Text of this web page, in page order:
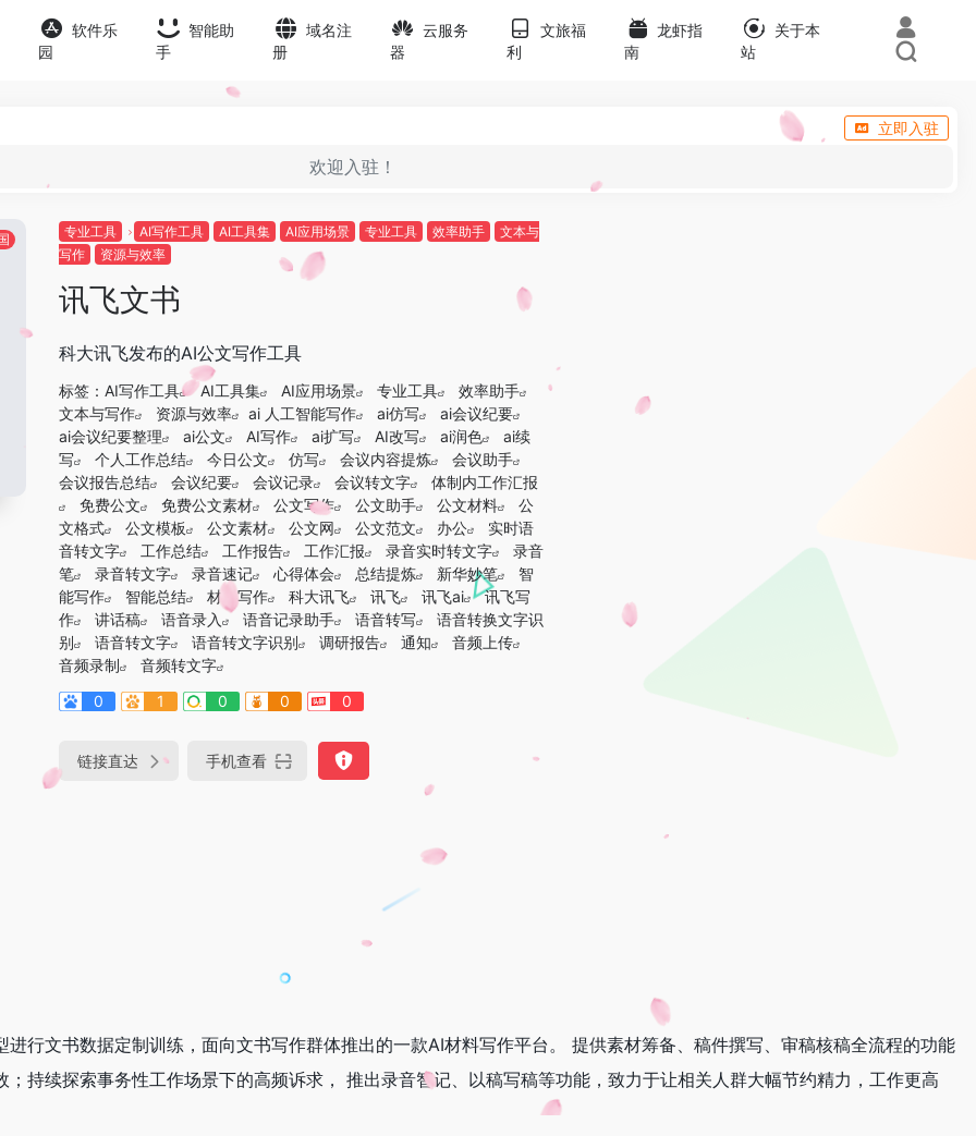
软件乐
园
智能助
手
域名注
册
云服务
器
文旅福
利
龙虾指
南
关于本
站
立即入驻
欢迎入驻！
专业工具 AI写作工具 AI工具集 AI应用场景 专业工具 效率助手
文本与
写作
资源与效率
讯飞文书
科大讯飞发布的AI公文写作工具
标签： AI写作工具 AI工具集 AI应用场景 专业工具
效率助手
文本与写作
资源与效率 ai 人工智能写作 ai仿写
ai会议纪要
ai会议纪要整理
ai公文 AI写作 ai扩写 AI改写 ai润色
ai续
写
个人工作总结 今日公文 仿写 会议内容提炼
会议助手
会议报告总结
会议纪要 会议记录 会议转文字
体制内工作汇报
免费公文
免费公文素材 公文写作 公文助手 公文材料
公
文格式
公文模板 公文素材 公文网 公文范文 办公
实时语
音转文字
工作总结 工作报告 工作汇报 录音实时转文字
录音
笔
录音转文字 录音速记 心得体会 总结提炼 新华妙笔
智
能写作
智能总结 材料写作 科大讯飞 讯飞 讯飞ai
讯飞写
作
讲话稿 语音录入 语音记录助手 语音转写
语音转换文字识
别
语音转文字 语音转文字识别 调研报告 通知
音频上传
音频录制
音频转文字
0
1 0 0 0
链接直达 手机查看
进行文书数据定制训练，面向文书写作群体推出的一款AI材料写作平台。 提供素材筹备、稿件撰写、审稿核稿全流程的功能
持续探索事务性工作场景下的高频诉求， 推出录音智记、以稿写稿等功能，致力于让相关人群大幅节约精力，工作更高